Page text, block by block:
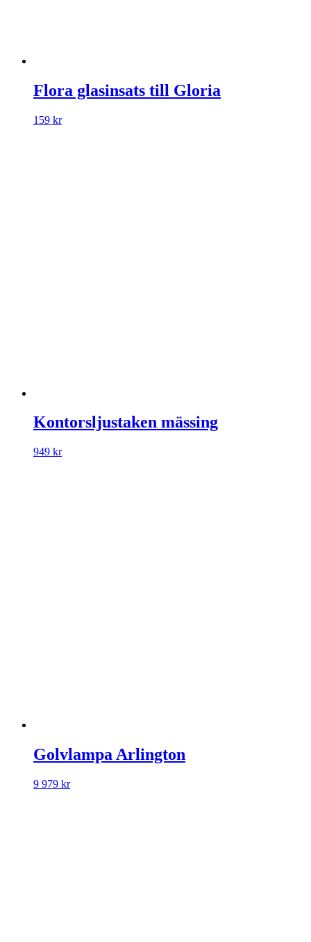
Flora glasinsats till Gloria
159 kr
Kontorsljustaken mässing
949 kr
Golvlampa Arlington
9 979 kr